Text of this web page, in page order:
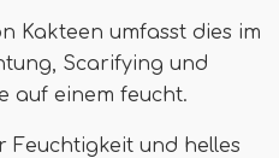
Kakteen umfasst dies im
Scarifying und
auf einem feucht.
Feuchtigkeit und helles